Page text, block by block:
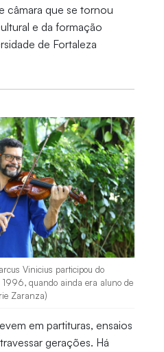
câmara que se tornou
e da formação
de Fortaleza
Vinicius participou do
quando ainda era aluno de
Zaranza)
em partituras, ensaios
gerações. Há